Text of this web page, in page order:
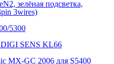
зелёная подсветка,
3wires)
5300
DIGI SENS KL66
MX-GC 2006 для S5400